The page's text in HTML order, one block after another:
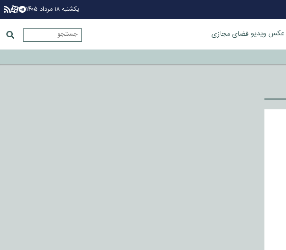
یکشنبه ۱۸ مرداد ۱۴۰۵
عکس ویدیوفضای مجازی